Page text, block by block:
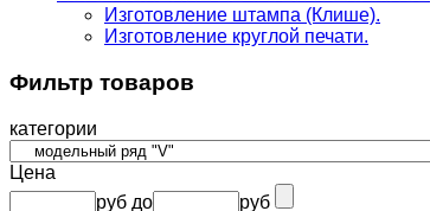
Изготовление штампа (Клише).
Изготовление круглой печати.
Фильтр товаров
категории
Цена
руб до руб